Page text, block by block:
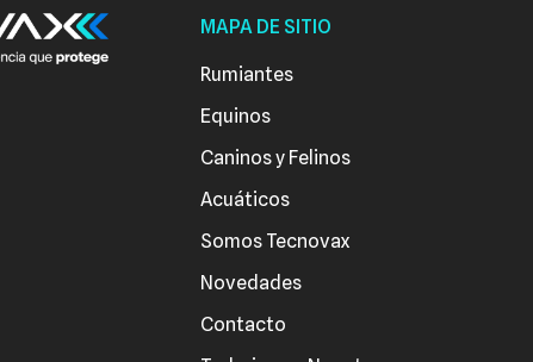
MAPA DE SITIO
Rumiantes
Equinos
Caninos y Felinos
Acuáticos
Somos Tecnovax
Novedades
Contacto